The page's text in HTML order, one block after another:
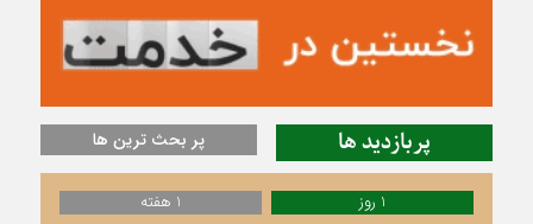
پربازدید ها پر بحث ترین ها
1 روز 1 هفته